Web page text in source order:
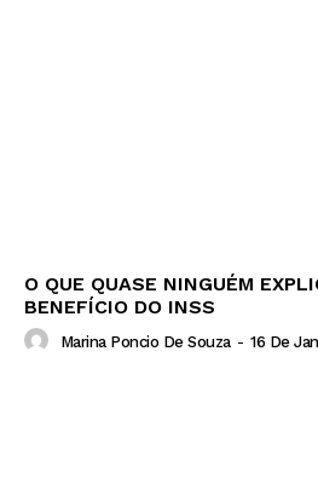
O QUE QUASE NINGUÉM
BENEFÍCIO DO INSS
Marina Poncio De Souza - 16 De